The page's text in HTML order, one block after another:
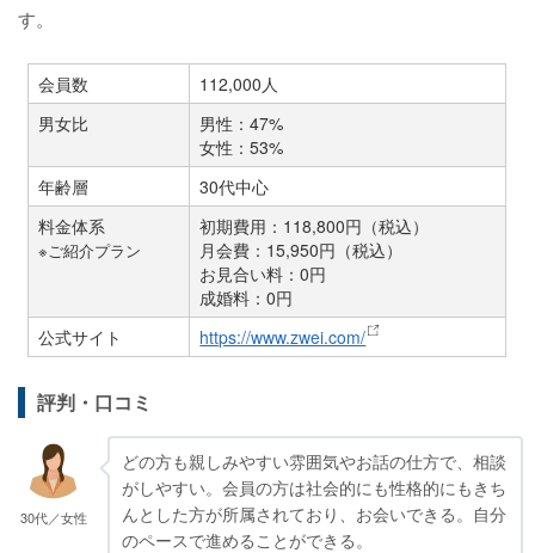
す。
会員数
112,000人
男女比
男性：47%
女性：53%
年齢層
30代中心
料金体系
※ご紹介プラン
初期費用：118,800円（税込）
月会費：15,950円（税込）
お見合い料：0円
成婚料：0円
公式サイト
https://www.zwei.com/
評判・口コミ
30代／女性
どの方も親しみやすい雰囲気やお話の仕方で、相談
がしやすい。会員の方は社会的にも性格的にもきち
んとした方が所属されており、お会いできる。自分
のペースで進めることができる。